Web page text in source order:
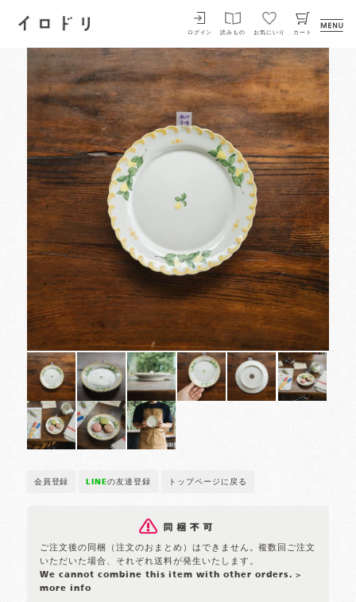
イロドリ
ログイン 読みもの お気にいり カート
会員登録 LINEの友達登録 トップページに戻る
ご注文後の同梱（注文のおまとめ）はできません。複数回ご注文
いただいた場合、それぞれ送料が発生いたします。
We cannot combine this item with other orders. >
more info